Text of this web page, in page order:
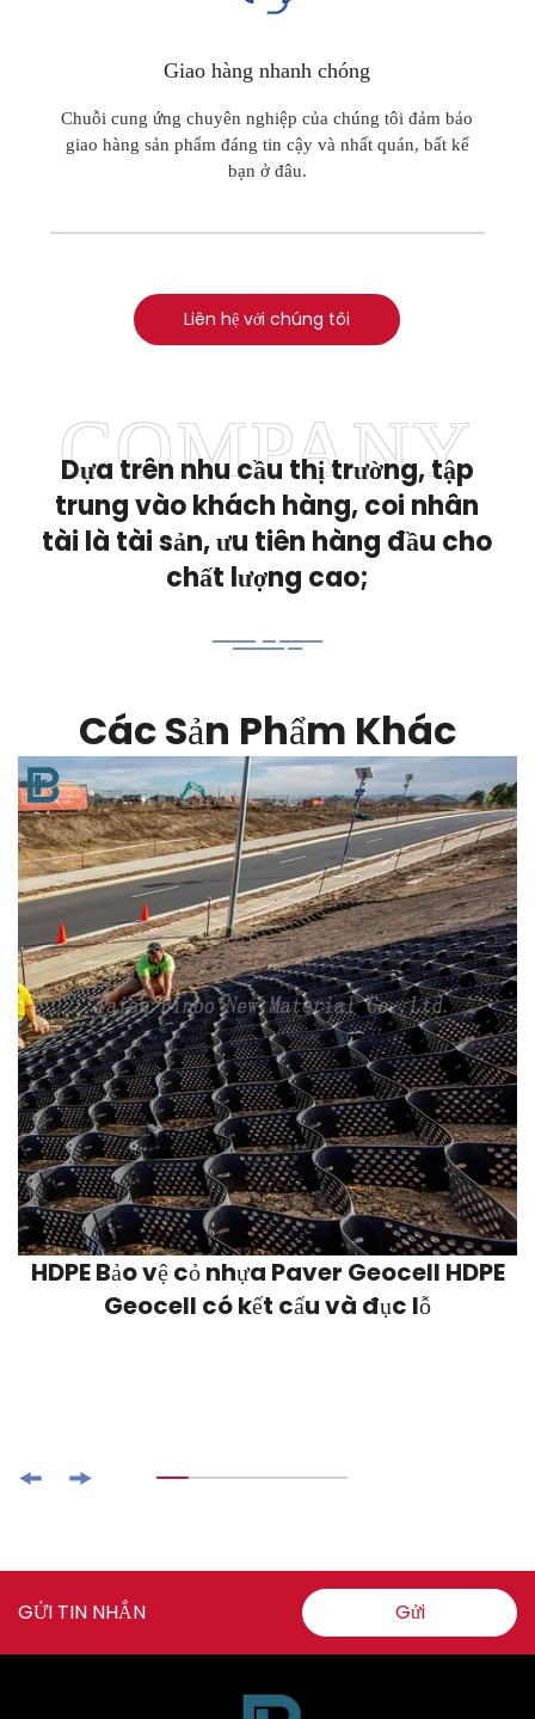
Giao hàng nhanh chóng
Chuỗi cung ứng chuyên nghiệp của chúng tôi đảm bảo
giao hàng sản phẩm đáng tin cậy và nhất quán, bất kể
bạn ở đâu.
Liên hệ với chúng tôi
Dựa trên nhu cầu thị trường, tập
trung vào khách hàng, coi nhân
tài là tài sản, ưu tiên hàng đầu cho
chất lượng cao;
Các Sản Phẩm Khác
HDPE Bảo vệ cỏ nhựa Paver Geocell HDPE
Geocell có kết cấu và đục lỗ
GỬI TIN NHẮN Gửi